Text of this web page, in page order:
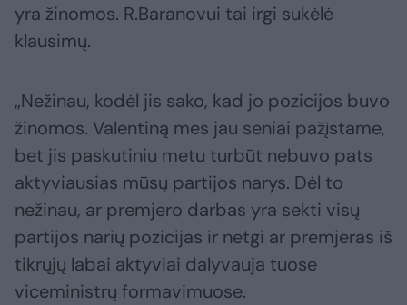
yra žinomos. R.Baranovui tai irgi sukėlė
klausimų.
„Nežinau, kodėl jis sako, kad jo pozicijos buvo
žinomos. Valentiną mes jau seniai pažįstame,
bet jis paskutiniu metu turbūt nebuvo pats
aktyviausias mūsų partijos narys. Dėl to
nežinau, ar premjero darbas yra sekti visų
partijos narių pozicijas ir netgi ar premjeras iš
tikrųjų labai aktyviai dalyvauja tuose
viceministrų formavimuose.